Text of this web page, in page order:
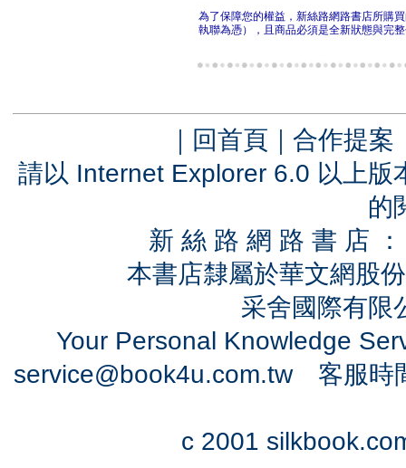
為了保障您的權益，新絲路網路書店所購
執聯為憑），且商品必須是全新狀態與完
｜ 回首頁 ｜ 合作提案
請以 Internet Explorer 6.0 以上
的
新 絲 路 網 路 書 店
本書店隸屬於華文網股
采舍國際有
Your Personal Knowledge
service@book4u.com.tw客服時
c 2001